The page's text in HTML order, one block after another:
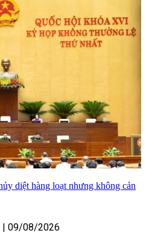
diệt hàng loạt nhưng không cản
09/08/2026